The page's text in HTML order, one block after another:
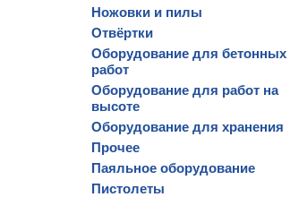
Ножовки и пилы
Отвёртки
Оборудование для бетонных
работ
Оборудование для работ на
высоте
Оборудование для хранения
Прочее
Паяльное оборудование
Пистолеты